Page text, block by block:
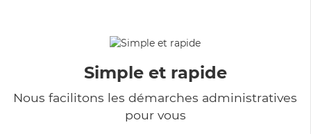
Simple et rapide
Nous facilitons les démarches administratives
pour vous